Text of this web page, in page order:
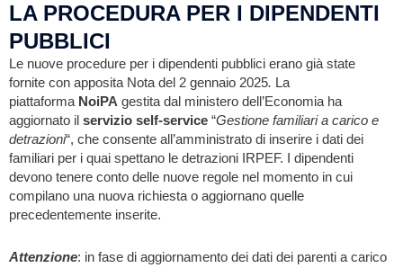
LA PROCEDURA PER I DIPENDENTI
PUBBLICI
Le nuove procedure per i dipendenti pubblici erano già state
fornite con apposita Nota del 2 gennaio 2025. La
piattaforma NoiPA gestita dal ministero dell’Economia ha
aggiornato il servizio self-service “Gestione familiari a carico e
detrazioni“, che consente all’amministrato di inserire i dati dei
familiari per i quai spettano le detrazioni IRPEF. I dipendenti
devono tenere conto delle nuove regole nel momento in cui
compilano una nuova richiesta o aggiornano quelle
precedentemente inserite.
Attenzione: in fase di aggiornamento dei dati dei parenti a carico